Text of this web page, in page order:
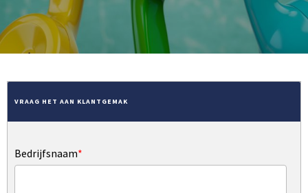
VRAAG HET AAN KLANTGEMAK
Bedrijfsnaam*